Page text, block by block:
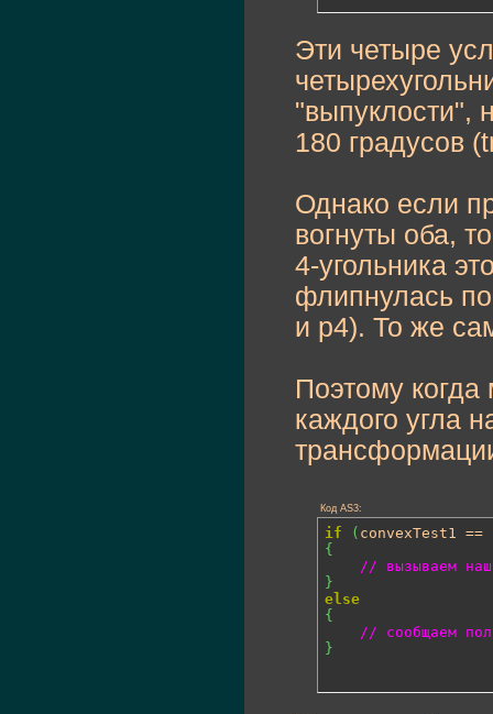
Эти четыре
"выпуклости",
180 градусов
Однако если
вогнуты оба,
4-угольника
флипнулась по
и p4). То же
Поэтому
каждого угла
Код AS3:
if ( convexTest1 ==
{
// вызываем
}
else
{
// сообщаем
}